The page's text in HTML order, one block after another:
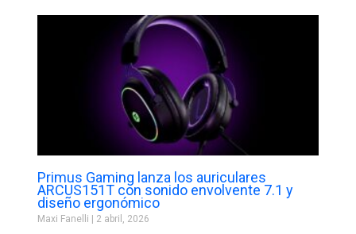
Primus Gaming lanza los auriculares
ARCUS151T con sonido envolvente 7.1 y
diseño ergonómico
Maxi Fanelli 2 abril, 2026